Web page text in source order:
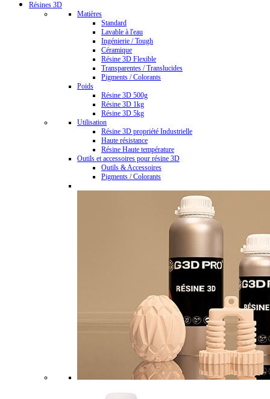
Résines 3D
Matières
Standard
Lavable à l'eau
Ingénierie / Tough
Céramique
Résine 3D Flexible
Transparentes / Translucides
Pigments / Colorants
Poids
Résine 3D 500g
Résine 3D 1kg
Résine 3D 5kg
Utilisation
Résine 3D propriété Industrielle
Haute résistance
Résine Haute température
Outils et accessoires pour résine 3D
Outils & Accessoires
Pigments / Colorants